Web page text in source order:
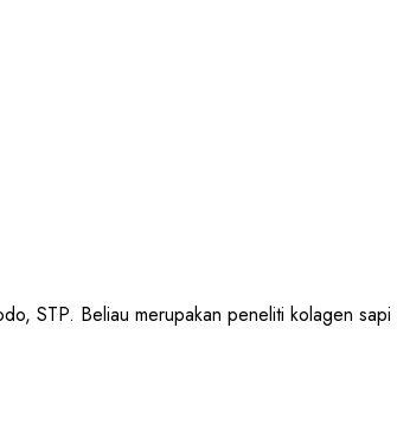
STP. Beliau merupakan peneliti kolagen